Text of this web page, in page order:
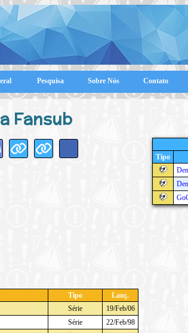
Pesquisa Sobre Nós Contato
Fansub
Tipo
Tipo
Lanç.
Série
19/Feb/06
Série
22/Feb/98